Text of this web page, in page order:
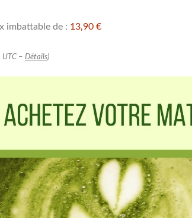
imbattable de : 13,90 €
– Détails)